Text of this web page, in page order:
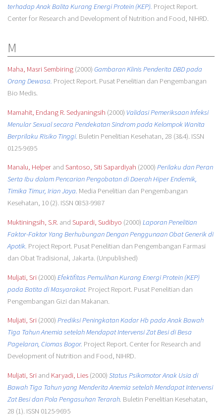
terhadap Anak Balita Kurang Energi Protein (KEP). Project Report.
Center for Research and Development of Nutrition and Food, NIHRD.
M
Maha, Masri Sembiring(2000) Gambaran Klinis Penderita DBD pada
Orang Dewasa. Project Report. Pusat Penelitian dan Pengembangan
Bio Medis.
Mamahit, Endang R. Sedyaningsih (2000) Validasi Pemeriksaan Infeksi
Menular Sexual secara Pendekatan Sindrom pada Kelompok Wanita
Berprilaku Risiko Tinggi. Buletin Penelitian Kesehatan, 28 (3&4). ISSN
0125-9695
Manalu, Helperand Santoso, Siti Sapardiyah (2000) Perilaku dan Peran
Serta Ibu dalam Pencarian Pengobatan di Daerah Hiper Endemik,
Timika Timur, Irian Jaya. Media Penelitian dan Pengembangan
Kesehatan, 10 (2). ISSN 0853-9987
Muktiningsih, S.R.and Supardi, Sudibyo (2000) Laporan Penelitian
Faktor-Faktor Yang Berhubungan Dengan Penggunaan Obat Generik di
Apotik. Project Report. Pusat Penelitian dan Pengembangan Farmasi
dan Obat Tradisional, Jakarta. (Unpublished)
Muljati, Sri(2000) Efektifitas Pemulihan Kurang Energi Protein (KEP)
pada Batita di Masyarakat. Project Report. Pusat Penelitian dan
Pengembangan Gizi dan Makanan.
Muljati, Sri(2000) Prediksi Peningkatan Kadar Hb pada Anak Bawah
Tiga Tahun Anemia setelah Mendapat Intervensi Zat Besi di Besa
Pagelaran, Ciomas Bogor. Project Report. Center for Research and
Development of Nutrition and Food, NIHRD.
Muljati, Sriand Karyadi, Lies(2000) Status Psikomotor Anak Usia di
Bawah Tiga Tahun yang Menderita Anemia setelah Mendapat Intervensi
Zat Besi dan Pola Pengasuhan Terarah. Buletin Penelitian Kesehatan,
28 (1). ISSN 0125-9695